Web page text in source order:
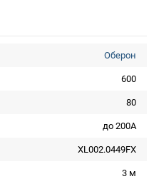
Оберон
600
80
до 200А
XL002.0449FX
3 м